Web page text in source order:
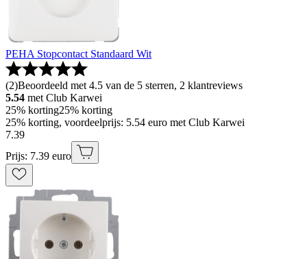
PEHA Stopcontact Standaard Wit
(2)Beoordeeld met 4.5 van de 5 sterren, 2 klantreviews
5.54 met Club Karwei
25% korting25% korting
25% korting, voordeelprijs: 5.54 euro met Club Karwei
7.39
Prijs: 7.39 euro